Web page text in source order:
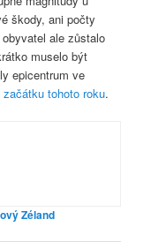
škody, ani počty
ale zůstalo
muselo být
epicentrum ve
tohoto roku.
Zéland